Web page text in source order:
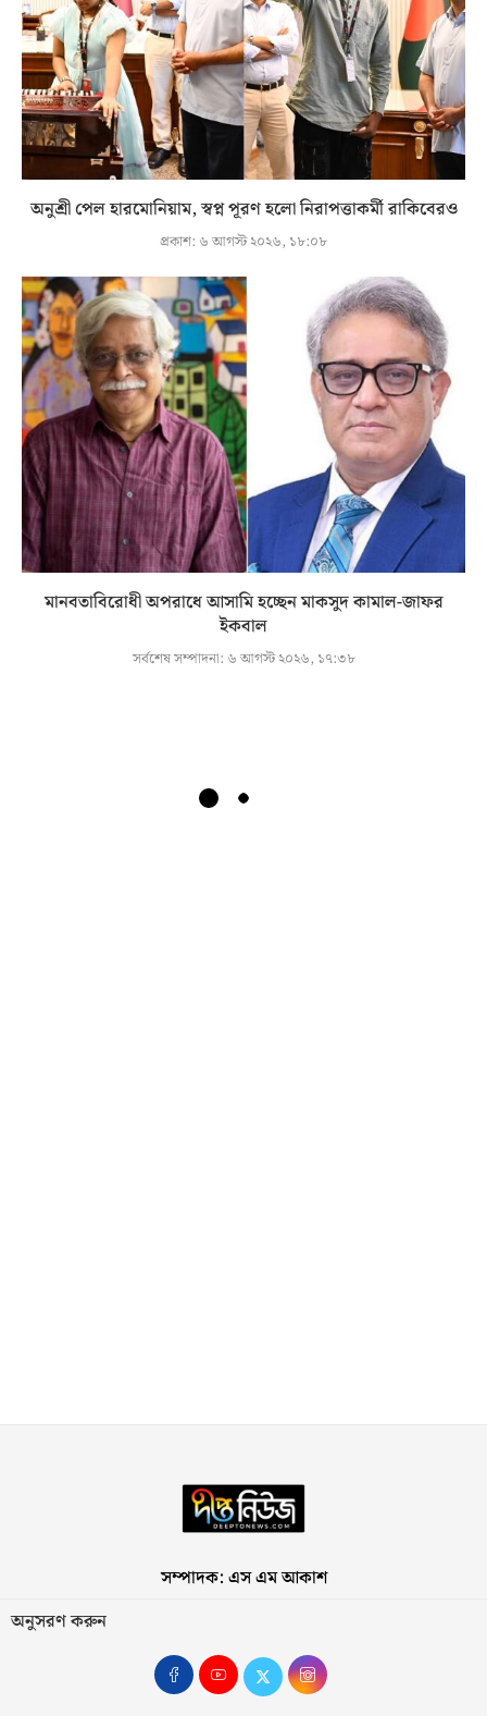
অনুশ্রী পেল হারমোনিয়াম, স্বপ্ন পূরণ হলো নিরাপত্তাকর্মী রাকিবেরও
প্রকাশ: ৬ আগস্ট ২০২৬, ১৮:০৮
মানবতাবিরোধী অপরাধে আসামি হচ্ছেন মাকসুদ কামাল-জাফর
ইকবাল
সর্বশেষ সম্পাদনা: ৬ আগস্ট ২০২৬, ১৭:৩৮
সম্পাদক: এস এম আকাশ
অনুসরণ করুন